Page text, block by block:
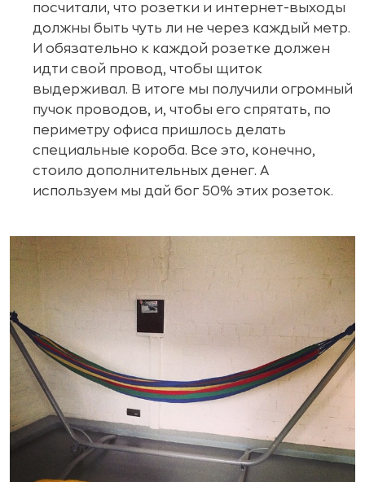
посчитали, что розетки и интернет-выходы
должны быть чуть ли не через каждый метр.
И обязательно к каждой розетке должен
идти свой провод, чтобы щиток
выдерживал. В итоге мы получили огромный
пучок проводов, и, чтобы его спрятать, по
периметру офиса пришлось делать
специальные короба. Все это, конечно,
стоило дополнительных денег. А
используем мы дай бог 50% этих розеток.